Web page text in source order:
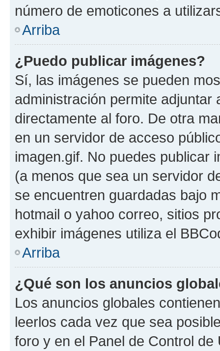
número de emoticones a
Arriba
¿Puedo publicar imágenes?
Sí, las imágenes se pueden
administración permite
directamente al foro. De otra
en un servidor de acceso
imagen.gif. No puedes publicar
(a menos que sea un servidor
se encuentren guardadas bajo
hotmail o yahoo correo, sitios
exhibir imágenes utiliza el
Arriba
¿Qué son los anuncios
Los anuncios globales
leerlos cada vez que sea
foro y en el Panel de Control